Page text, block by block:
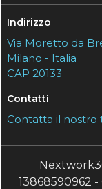
Indirizzo
Via Moretto da
Milano - Italia
CAP 20133
Contatti
Contatta il nostro
13868590962